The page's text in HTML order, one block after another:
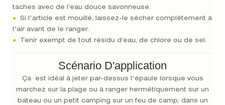
taches avec de l’eau douce savonneuse.
● Si l'article est mouillé, laissez-le sécher complètement à
l'air avant de le ranger.
●
Tenir exempt de tout résidu d’eau, de chlore ou de sel.
Scénario D'application
Ça est idéal à jeter par-dessus l'épaule lorsque vous
marchez sur la plage ou à ranger hermétiquement sur un
bateau ou un petit camping sur un feu de camp, dans un